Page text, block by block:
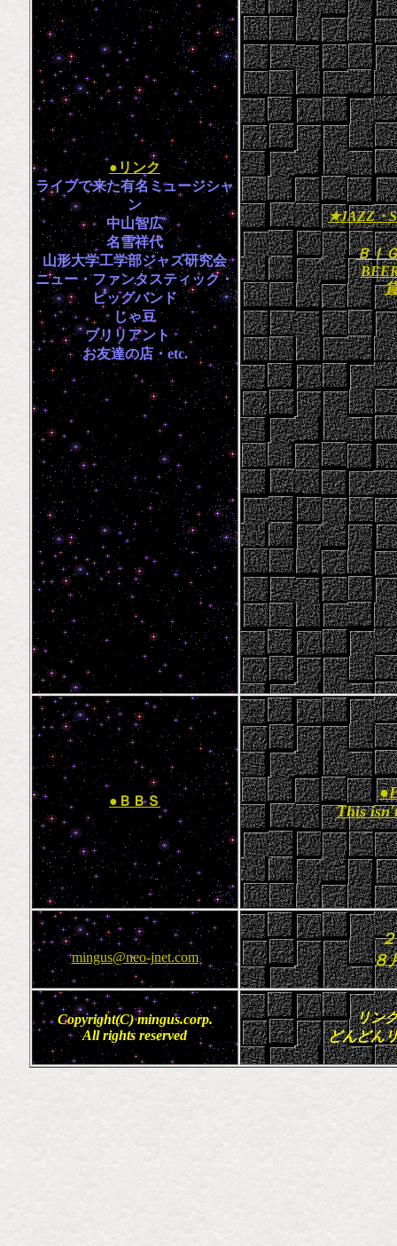
●リンク
ライブで来た有名ミュージシャ
ン
中山智広
名雪祥代
山形大学工学部ジャズ研究会
ニュー・ファンタスティック・
ビッグバンド
じゃ豆
ブリリアント
お友達の店・etc.
★JAZZ
ＢＩ
●ＢＢＳ
This
mingus@neo-jnet.com
８
Copyright(C) mingus.corp.
All rights reserved
リン
どんどん